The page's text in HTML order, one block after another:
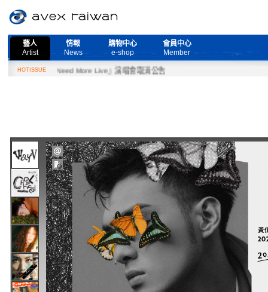
藝人
Artist
情報
News
購物中心
e-shop
會員中心
Member
HOTISSUE
2月27日『Need More Live』演唱會取消公告